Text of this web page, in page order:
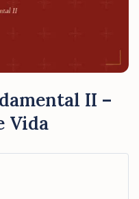
II –
Vida